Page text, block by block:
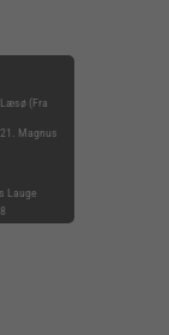
(Fra
Magnus
Lauge